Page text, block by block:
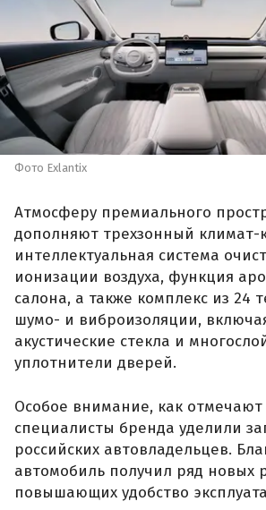
Фото Exlantix
Атмосферу премиального
дополняют трехзонный климат-
интеллектуальная система
ионизации воздуха, функция
салона, а также комплекс из 24
шумо- и виброизоляции,
акустические стекла и
уплотнители дверей.
Особое внимание, как отмечают
специалисты бренда уделили
российских автовладельцев.
автомобиль получил ряд новых
повышающих удобство